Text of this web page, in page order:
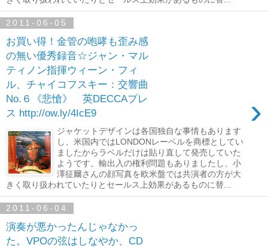
2011-06-05
お買い得！金管の咆哮も歪み感
の無い優秀録音☆ジャン・マル
ティノン指揮ウィーン・フィ
ル、チャイコフスキー：交響曲
No.６《悲愴》 英DECCAプレ
ス http://ow.ly/4IcE9
›
ジャケットデザインは各国独自な事情もあります
し、米国内ではLONDONレーベルを商標としてい
ましたからラベルだけは貼り直して発売していた
ようです。輸出入の権利問題もありましたし、小
澤征爾さんの顔写真を欧米盤では共演者の方が大
きく取り扱われていたりとセールス上効果があるものに替...
2011-06-04
演奏が悪かったんじゃなかっ
た。VPOの弦はしなやか、CD